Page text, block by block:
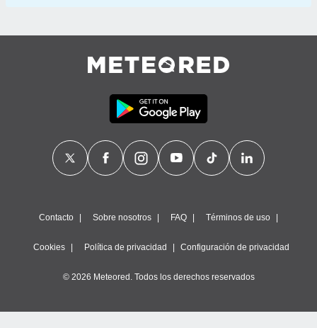
Contacto Sobre nosotros FAQ Términos de uso
Cookies Política de privacidad Configuración de privacidad
© 2026 Meteored. Todos los derechos reservados